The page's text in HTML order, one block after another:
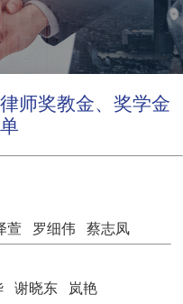
师奖教金、奖学金
萱 罗细伟 蔡志凤
谢晓东 岚艳